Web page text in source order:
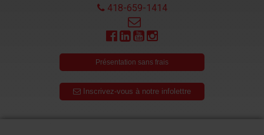
418-659-1414
Présentation sans frais
Inscrivez-vous à notre infolettre